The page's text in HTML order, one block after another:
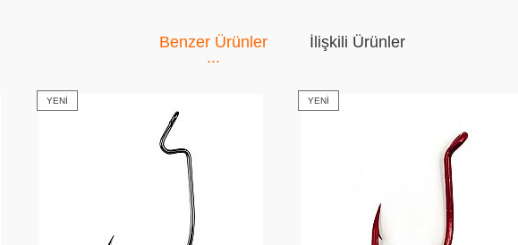
Benzer Ürünler İlişkili Ürünler
YENI YENI